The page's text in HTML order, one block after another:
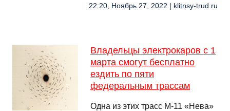
22:20, Ноябрь 27, 2022 | klitnsy-trud.ru
Владельцы электрокаров с 1
марта смогут бесплатно
ездить по пяти
федеральным трассам
Одна из этих трасс М-11 «Нева»